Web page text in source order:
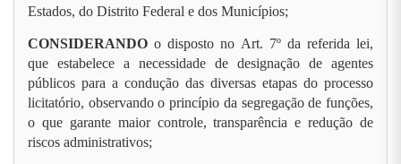
Estados, do Distrito Federal e dos Municípios;
CONSIDERANDO o disposto no Art. 7º da referida lei,
que estabelece a necessidade de designação de agentes
públicos para a condução das diversas etapas do processo
licitatório, observando o princípio da segregação de funções,
o que garante maior controle, transparência e redução de
riscos administrativos;